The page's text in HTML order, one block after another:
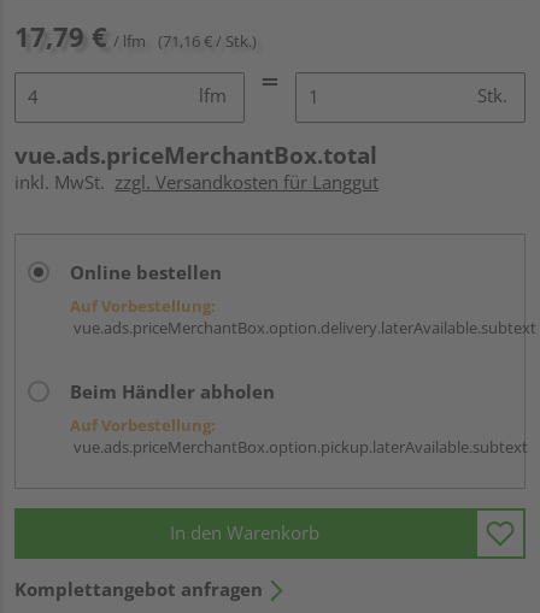
17,79 € / lfm (71,16 € / Stk.)
lfm Stk.
vue.ads.priceMerchantBox.total
inkl. MwSt. zzgl. Versandkosten für Langgut
Online bestellen
Auf Vorbestellung:
vue.ads.priceMerchantBox.option.delivery.laterAvailable.subtext
Beim Händler abholen
Auf Vorbestellung:
vue.ads.priceMerchantBox.option.pickup.laterAvailable.subtext
In den Warenkorb
Komplettangebot anfragen